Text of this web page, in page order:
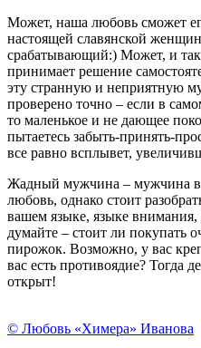
Может, наша любовь сможет
настоящей славянской
срабатывающий:) Может, и
принимает решение
эту странную и неприятную
проверено точно – если в
то маленькое и не дающее
пытаетесь забыть-принять-
все равно всплывет,
Жадный мужчина – мужчина
любовь, однако стоит
вашем языке, языке внимания,
думайте – стоит ли покупать
пирожок. Возможно, у вас
вас есть противоядие? Тогда
открыт!
© Любовь «Химера» Иванова